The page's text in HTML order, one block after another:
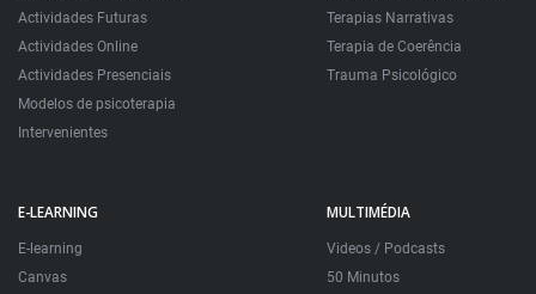
Actividades Futuras
Actividades Online
Actividades Presenciais
Modelos de psicoterapia
Intervenientes
Terapias Narrativas
Terapia de Coerência
Trauma Psicológico
E-LEARNING
E-learning
Canvas
MULTIMÉDIA
Videos / Podcasts
50 Minutos